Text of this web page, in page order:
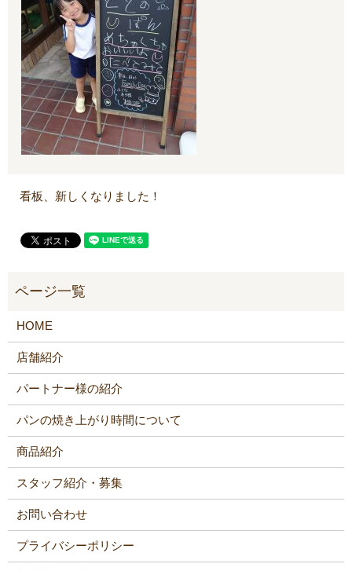
看板、新しくなりました！
HOME
店舗紹介
パートナー様の紹介
パンの焼き上がり時間について
商品紹介
スタッフ紹介・募集
お問い合わせ
プライバシーポリシー